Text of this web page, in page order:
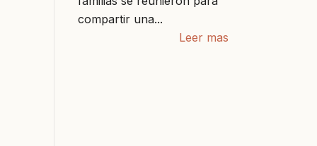
compartir una...
Leer mas